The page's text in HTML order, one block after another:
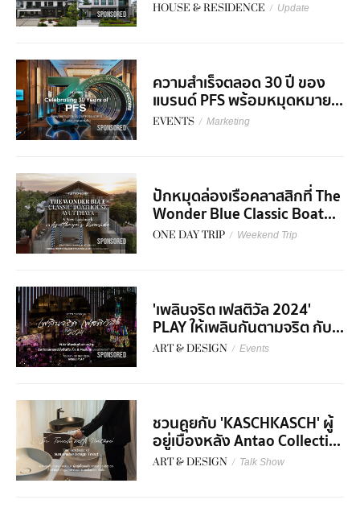
SPONSORED HOUSE & RESIDENCE / Update
SPONSORED
ความสำเร็จตลอด 30 ปี ของ
แบรนด์ PFS พร้อมหมุดหมาย...
EVENTS / Marketing
SPONSORED
ปักหมุดล่องเรือคลาสสิกที่ The
Wonder Blue Classic Boat...
ONE DAY TRIP / Weekend Trip
SPONSORED
'เพลินจริต เฟสติวัล 2024'
PLAY ให้เพลินกันตามจริต กับ...
ART & DESIGN / Events
ชวนคุยกับ 'KASCHKASCH' ผู้
อยู่เบื้องหลัง Antao Collecti...
ART & DESIGN / Talk Show